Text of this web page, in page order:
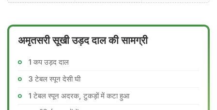
अमृतसरी सूखी उड़द दाल की सामग्री
1 कप उड़द दाल
3 टेबल स्पून देसी घी
1 टेबल स्पून अदरक, टुकड़ों में कटा हुआ